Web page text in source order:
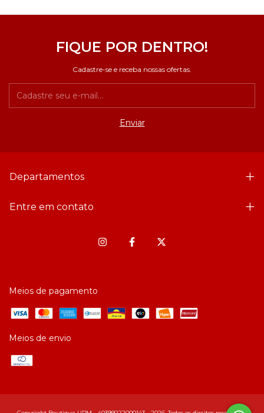
FIQUE POR DENTRO!
Cadastre-se e receba nossas ofertas.
Departamentos
Entre em contato
Meios de pagamento
Meios de envio